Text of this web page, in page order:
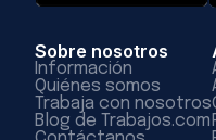
Sobre nosotros
Información
Quiénes somos
Trabaja con nosotros
Blog de Trabajos.com